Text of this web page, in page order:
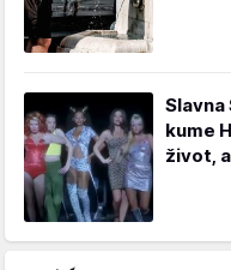
Slavna
kume
život,